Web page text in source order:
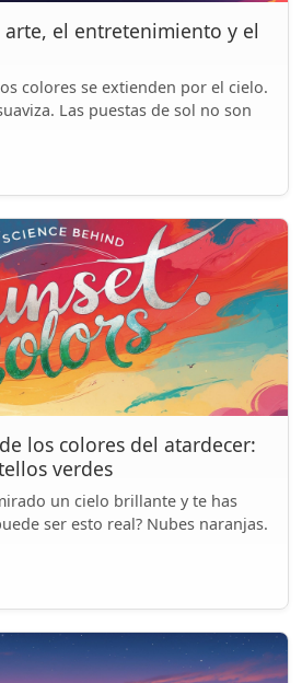
arte, el entretenimiento y el
colores se extienden por el cielo.
Las puestas de sol no son
los colores del atardecer:
verdes
un cielo brillante y te has
ser esto real? Nubes naranjas.